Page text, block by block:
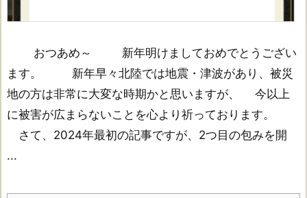
おつあめ～ 新年明けましておめでとうござい
ます。 新年早々北陸では地震・津波があり、被災
地の方は非常に大変な時期かと思いますが、 今以上
に被害が広まらないことを心より祈っております。
さて、2024年最初の記事ですが、2つ目の包みを開
...